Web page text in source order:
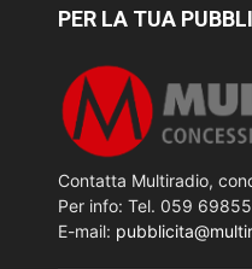
PER LA TUA
Contatta Multiradio,
Per info: Tel. 059
E-mail: